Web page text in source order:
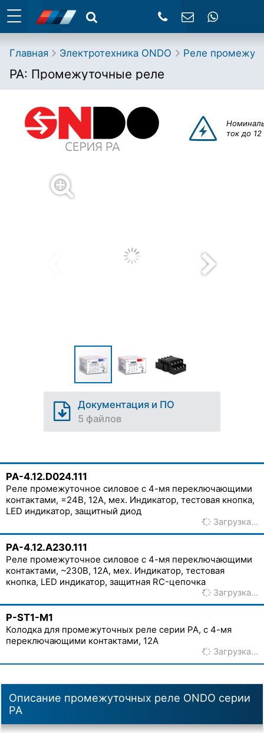
Главная Электротехника ONDO Реле
PA: Промежуточные реле
ток до
Документация и ПО
5 файлов
PA-4.12.D024.111
Реле промежуточное силовое с 4-мя переключающими
контактами, =24В, 12А, мех. Индикатор, тестовая кнопка,
LED индикатор, защитный диод
Загрузка…
PA-4.12.A230.111
Реле промежуточное силовое с 4-мя переключающими
контактами, ~230В, 12А, мех. Индикатор, тестовая
кнопка, LED индикатор, защитная RC-цепочка
Загрузка…
P-ST1-M1
Колодка для промежуточных реле серии PA, с 4-мя
переключающими контактами, 12А
Загрузка…
Описание промежуточных реле ONDO серии
PA